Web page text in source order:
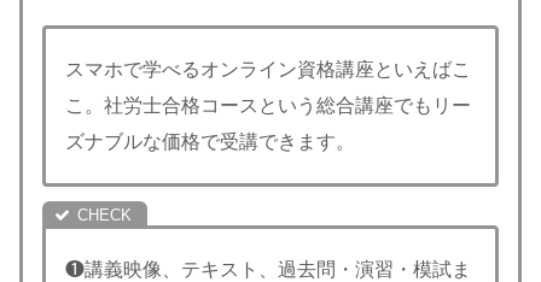
スマホで学べるオンライン資格講座といえばこ
こ。社労士合格コースという総合講座でもリー
ズナブルな価格で受講できます。
❶講義映像、テキスト、過去問・演習・模試ま